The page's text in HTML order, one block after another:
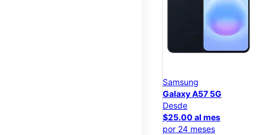
Samsung
Galaxy A57 5G
Desde
$25.00 al mes
por 24 meses